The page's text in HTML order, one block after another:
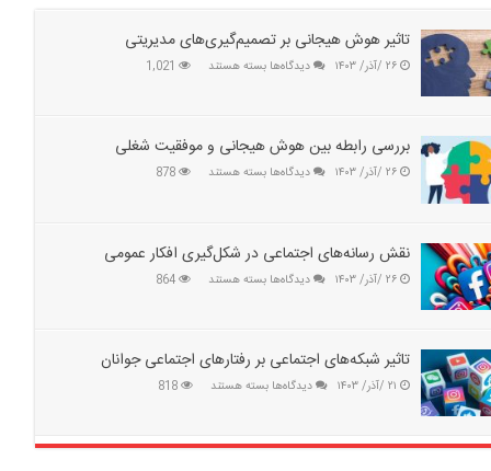
تاثیر هوش هیجانی بر تصمیم‌گیری‌های مدیریتی
۲۶ /آذر/ ۱۴۰۳ دیدگاه‌ها برای
بر
تصمیم‌گیری‌های
مدیریتی
بسته هستند 1,021
بررسی رابطه بین هوش هیجانی و موفقیت شغلی
۲۶ /آذر/ ۱۴۰۳ دیدگاه‌ها برای
هوش
هیجانی
و
بسته هستند 878
نقش رسانه‌های اجتماعی در شکل‌گیری افکار عمومی
۲۶ /آذر/ ۱۴۰۳ دیدگاه‌ها برای
در
شکل‌گیری
افکار
بسته هستند 864
تاثیر شبکه‌های اجتماعی بر رفتارهای اجتماعی جوانان
۲۱ /آذر/ ۱۴۰۳ دیدگاه‌ها برای
اجتماعی
بسته هستند 818